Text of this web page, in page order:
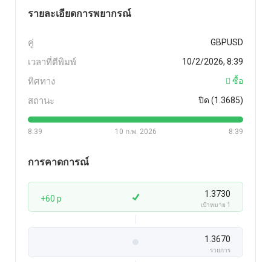
รายละเอียดการพยากรณ์
คู่ GBPUSD
เวลาที่ตีพิมพ์ 10/2/2026, 8:39
ทิศทาง ซื้อ
สถานะ ปิด (1.3685)
8:39 8:39
10 ก.พ. 2026
การคาดการณ์
+60 p 1.3730
เป้าหมาย 1
1.3670
รายการ